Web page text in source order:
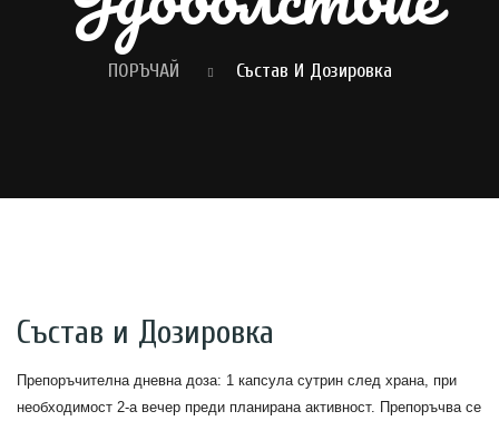
ПОРЪЧАЙ Състав И Дозировка
Състав и Дозировка
Препоръчителна дневна доза: 1 капсула сутрин след храна, при
необходимост 2-а вечер преди планирана активност. Препоръчва се